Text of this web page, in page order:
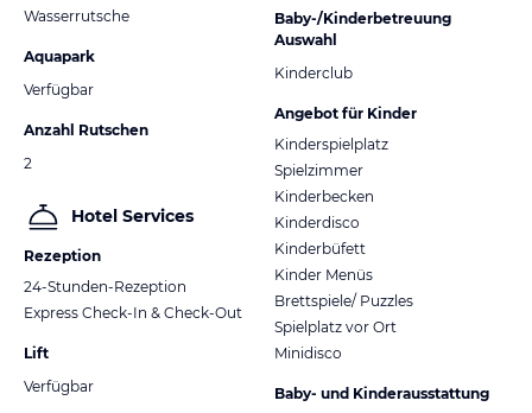
Wasserrutsche
Aquapark
Verfügbar
Anzahl Rutschen
2
Hotel Services
Rezeption
24-Stunden-Rezeption
Express Check-In & Check-Out
Lift
Verfügbar
Baby-/Kinderbetreuung
Auswahl
Kinderclub
Angebot für Kinder
Kinderspielplatz
Spielzimmer
Kinderbecken
Kinderdisco
Kinderbüfett
Kinder Menüs
Brettspiele/ Puzzles
Spielplatz vor Ort
Minidisco
Baby- und Kinderausstattung